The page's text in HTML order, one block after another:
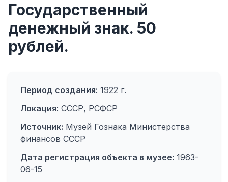
Государственный
денежный знак. 50
рублей.
Период создания: 1922 г.
Локация: СССР, РСФСР
Источник: Музей Гознака Министерства
финансов СССР
Дата регистрация объекта в музее: 1963-
06-15